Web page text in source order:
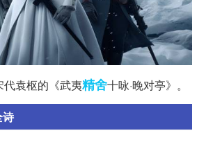
代袁枢的《武夷精舍十咏·晚对亭》。
诗